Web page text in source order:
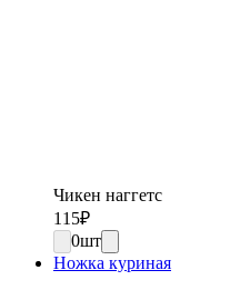
Чикен наггетс
115₽
0шт
Ножка куриная